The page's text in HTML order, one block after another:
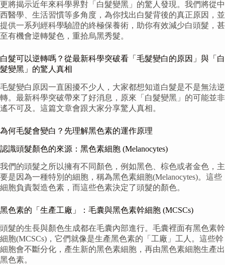
更將揭示近年來科學界對「白髮變黑」的驚人發現。我們將從中
西醫學、生活習慣等多角度，為你找出白髮背後的真正原因，並
提供一系列經科學驗證的終極保養術，助你有效減少白頭髮，甚
至有機會逆轉髮色，重拾烏黑秀髮。
白髮可以逆轉嗎？從最新科學突破看「毛髮變白的原因」與「白
髮變黑」的驚人真相
毛髮變白原因一直困擾不少人，大家都想知道白髮是不是無法逆
轉。最新科學突破帶來了好消息，原來「白髮變黑」的可能並非
遙不可及。這篇文章會跟大家分享驚人真相。
為何毛髮會變白？先理解黑色素的運作原理
認識頭髮顏色的來源：黑色素細胞 (Melanocytes)
我們的頭髮之所以擁有不同顏色，例如黑色、棕色或者金色，主
要是因為一種特別的細胞，稱為黑色素細胞(Melanocytes)。這些
細胞負責製造色素，而這些色素決定了頭髮的顏色。
黑色素的「生產工廠」：毛囊與黑色素幹細胞 (MCSCs)
頭髮的生長與顏色生成都在毛囊內部進行。毛囊裡面有黑色素幹
細胞(MCSCs)，它們就像是生產黑色素的「工廠」工人。這些幹
細胞會不斷分化，產生新的黑色素細胞，再由黑色素細胞生產出
黑色素。